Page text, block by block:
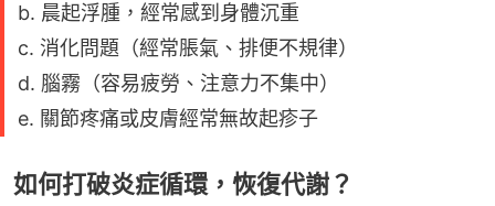
b. 晨起浮腫，經常感到身體沉重
c. 消化問題（經常脹氣、排便不規律）
d. 腦霧（容易疲勞、注意力不集中）
e. 關節疼痛或皮膚經常無故起疹子
如何打破炎症循環，恢復代謝？